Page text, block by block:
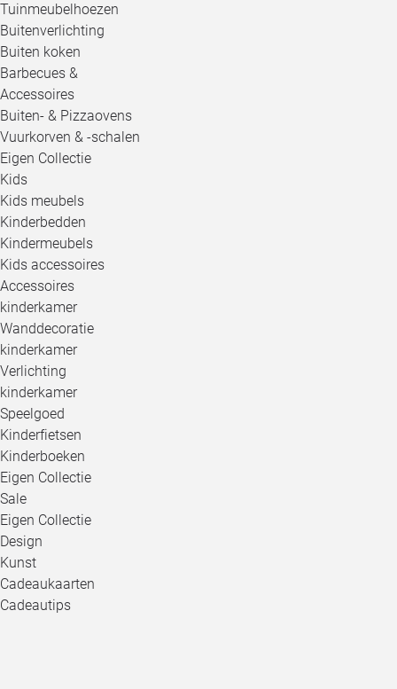
Tuinmeubelhoezen
Buitenverlichting
Buiten koken
Barbecues &
Accessoires
Buiten- & Pizzaovens
Vuurkorven & -schalen
Eigen Collectie
Kids
Kids meubels
Kinderbedden
Kindermeubels
Kids accessoires
Accessoires
kinderkamer
Wanddecoratie
kinderkamer
Verlichting
kinderkamer
Speelgoed
Kinderfietsen
Kinderboeken
Eigen Collectie
Sale
Eigen Collectie
Design
Kunst
Cadeaukaarten
Cadeautips